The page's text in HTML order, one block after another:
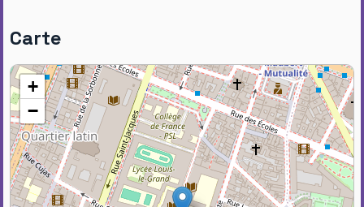
Carte
+
−